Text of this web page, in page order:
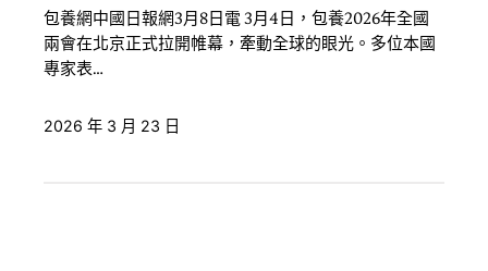
包養網中國日報網3月8日電 3月4日，包養2026年全國
兩會在北京正式拉開帷幕，牽動全球的眼光。多位本國
專家表…
2026 年 3 月 23 日